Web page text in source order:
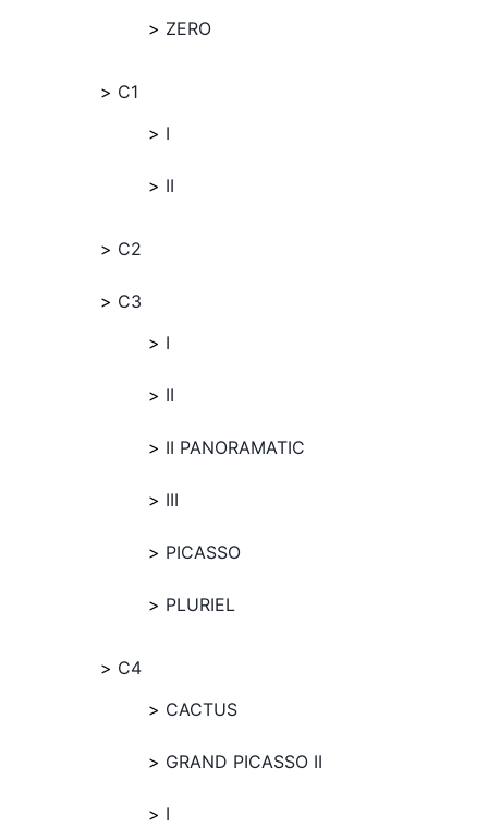
ZERO
C1
I
II
C2
C3
I
II
II PANORAMATIC
III
PICASSO
PLURIEL
C4
CACTUS
GRAND PICASSO II
I